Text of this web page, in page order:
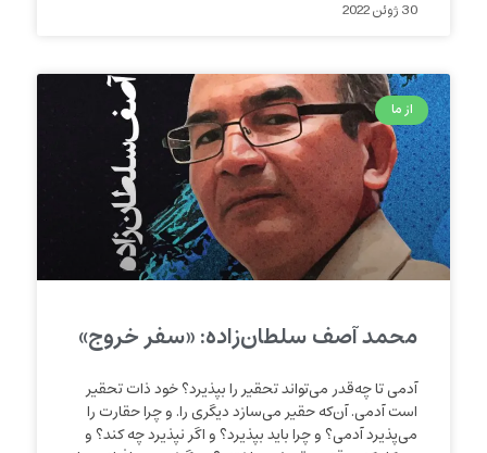
30 ژوئن 2022
از ما
محمد آصف سلطان‌زاده: «سفر خروج»
آدمی تا چه‌قدر می‌تواند تحقیر را بپذیرد؟ خود ذات تحقیر
است آدمی. آن‌که حقیر می‌سازد دیگری را. و چرا حقارت را
می‌پذیرد آدمی؟ و چرا باید بپذیرد؟ و اگر نپذیرد چه کند؟ و